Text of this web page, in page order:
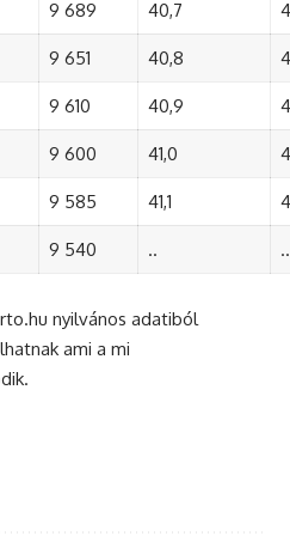
9 689 40,7
9 651 40,8
9 610 40,9
9 600 41,0
9 585 41,1
9 540 .. ..
nyilvános adatiból
ami a mi